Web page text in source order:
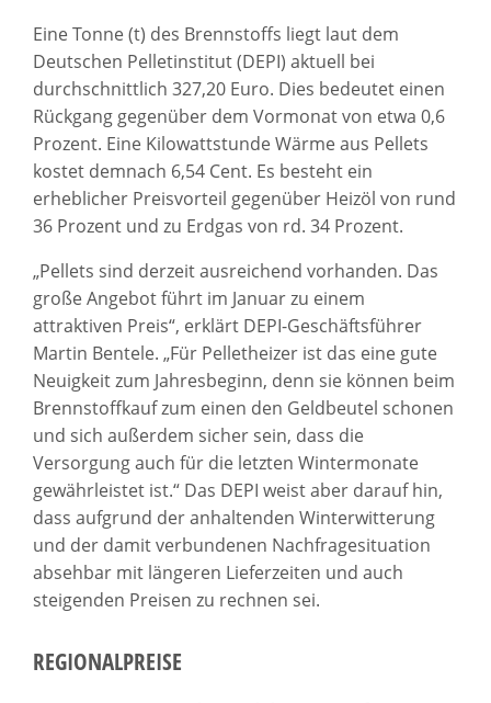
Eine Tonne (t) des Brennstoffs liegt laut dem
Deutschen Pelletinstitut (DEPI) aktuell bei
durchschnittlich 327,20 Euro. Dies bedeutet einen
Rückgang gegenüber dem Vormonat von etwa 0,6
Prozent. Eine Kilowattstunde Wärme aus Pellets
kostet demnach 6,54 Cent. Es besteht ein
erheblicher Preisvorteil gegenüber Heizöl von rund
36 Prozent und zu Erdgas von rd. 34 Prozent.
„Pellets sind derzeit ausreichend vorhanden. Das
große Angebot führt im Januar zu einem
attraktiven Preis“, erklärt DEPI-Geschäftsführer
Martin Bentele. „Für Pelletheizer ist das eine gute
Neuigkeit zum Jahresbeginn, denn sie können beim
Brennstoffkauf zum einen den Geldbeutel schonen
und sich außerdem sicher sein, dass die
Versorgung auch für die letzten Wintermonate
gewährleistet ist.“ Das DEPI weist aber darauf hin,
dass aufgrund der anhaltenden Winterwitterung
und der damit verbundenen Nachfragesituation
absehbar mit längeren Lieferzeiten und auch
steigenden Preisen zu rechnen sei.
REGIONALPREISE